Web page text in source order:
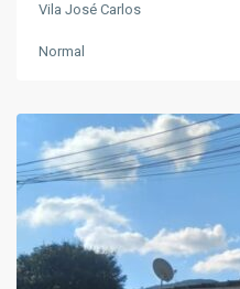
Vila José Carlos
Normal
Carlos,